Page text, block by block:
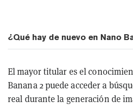
¿Qué hay de nuevo en Nano
El mayor titular es el
Banana 2 puede acceder a
real durante la generación de